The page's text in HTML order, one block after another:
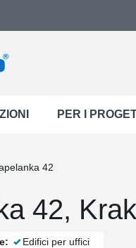
PER I
42
42,
Edifici per uffici